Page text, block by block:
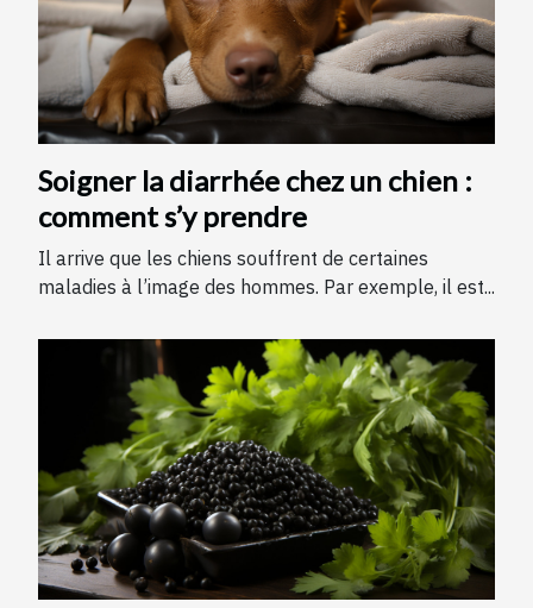
Soigner la diarrhée chez un chien :
comment s’y prendre
Il arrive que les chiens souffrent de certaines
maladies à l’image des hommes. Par exemple, il est...